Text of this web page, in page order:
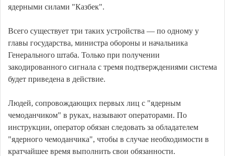
ядерными силами "Казбек".
Всего существует три таких устройства — по одному у
главы государства, министра обороны и начальника
Генерального штаба. Только при получении
закодированного сигнала с тремя подтверждениями система
будет приведена в действие.
Людей, сопровождающих первых лиц с "ядерным
чемоданчиком" в руках, называют операторами. По
инструкции, оператор обязан следовать за обладателем
"ядерного чемоданчика", чтобы в случае необходимости в
кратчайшее время выполнить свои обязанности.